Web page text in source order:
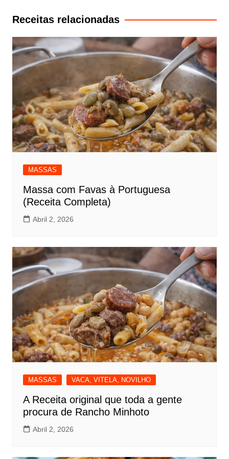
artigos
Receitas relacionadas
MASSAS
Massa com Favas à Portuguesa
(Receita Completa)
Abril 2, 2026
MASSAS VACA, VITELA, NOVILHO
A Receita original que toda a gente
procura de Rancho Minhoto
Abril 2, 2026